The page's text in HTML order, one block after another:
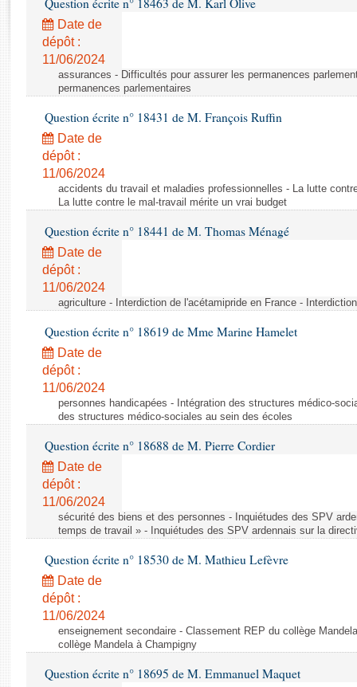
Rapports d'enquête
Rapports législatifs
Rapports sur l'application des lois
Baromètre de l’application des lois
Budget et sécurité sociale
Questions écrites et orales
Comptes rendus des débats
Question écrite n° 18463 de M. Karl Olive
Date de
dépôt :
11/06/2024
assurances - Difficultés pour assurer les permanences
permanences parlementaires
Question écrite n° 18431 de M. François Ruffin
Date de
dépôt :
11/06/2024
accidents du travail et maladies professionnelles - La lutte
La lutte contre le mal-travail mérite un vrai budget
Question écrite n° 18441 de M. Thomas Ménagé
Date de
dépôt :
11/06/2024
agriculture - Interdiction de l'acétamipride en France -
Question écrite n° 18619 de Mme Marine Hamelet
Date de
dépôt :
11/06/2024
personnes handicapées - Intégration des structures médico-
des structures médico-sociales au sein des écoles
Question écrite n° 18688 de M. Pierre Cordier
Date de
dépôt :
11/06/2024
sécurité des biens et des personnes - Inquiétudes des SPV
temps de travail » - Inquiétudes des SPV ardennais sur la
Question écrite n° 18530 de M. Mathieu Lefèvre
Date de
dépôt :
11/06/2024
enseignement secondaire - Classement REP du collège
collège Mandela à Champigny
Question écrite n° 18695 de M. Emmanuel Maquet